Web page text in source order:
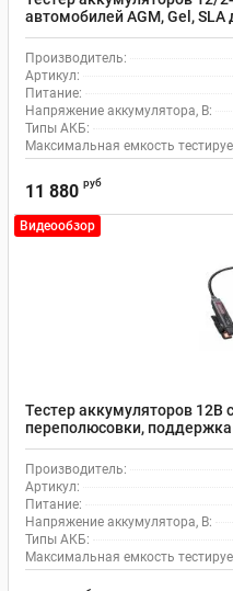
автомобилей AGM, Gel, SLA
3.09.02.0005
Производитель:
Артикул:
Питание:
Напряжение аккумулятора, В:
Типы АКБ:
Максимальная емкость
11 880 руб
Видеообзор
Тестер аккумуляторов 12В
переполюсовки, поддержка
3.03.04.0001
Производитель:
Артикул:
Питание:
Напряжение аккумулятора, В:
Типы АКБ:
Максимальная емкость